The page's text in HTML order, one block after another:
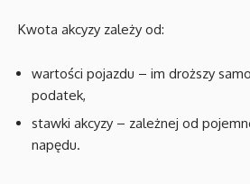
Kwota akcyzy zależy od:
wartości pojazdu – im droższy
podatek,
stawki akcyzy – zależnej od
napędu.